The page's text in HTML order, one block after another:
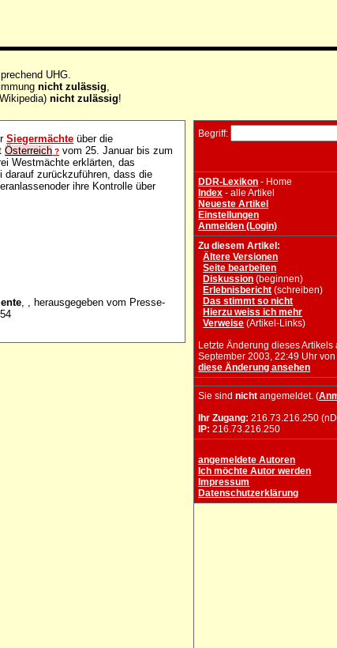
UHG.
nicht zulässig
nicht zulässig!
Siegermächte über die
Österreich ? vom 25. Januar bis zum
Westmächte erklärten, das
darauf zurückzuführen, dass die
ihre Kontrolle über
, , herausgegeben vom Presse-
Begriff:
DDR-Lexikon - Home
Index - alle Artikel
Neueste Artikel
Einstellungen
Anmelden (Login)
Zu diesem Artikel:
Ältere Versionen
Seite bearbeiten
Diskussion (beginnen)
Erlebnisbericht (schreiben)
Das stimmt so nicht
Hierzu weiss ich mehr
Verweise (Artikel-Links)
Letzte Änderung dieses Artikels
September 2003, 22:49 Uhr
diese Änderung ansehen
Sie sindnicht angemeldet. (
Ihr Zugang: 216.73.216.250
IP: 216.73.216.250
angemeldete Autoren
Ich möchte Autor werden
Impressum
Datenschutzerklärung